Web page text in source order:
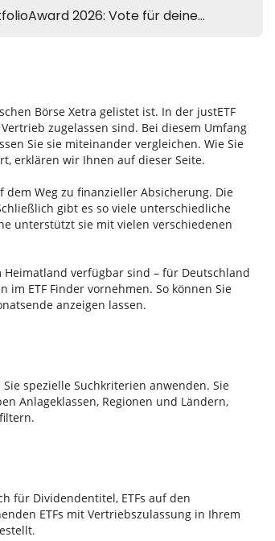
Börse Xetra gelistet ist. In der justETF
zugelassen sind. Bei diesem Umfang
Sie sie miteinander vergleichen. Wie Sie
erklären wir Ihnen auf dieser Seite.
Weg zu finanzieller Absicherung. Die
gibt es so viele unterschiedliche
unterstützt sie mit vielen verschiedenen
verfügbar sind – für Deutschland
ETF Finder vornehmen. So können Sie
anzeigen lassen.
spezielle Suchkriterien anwenden. Sie
Anlageklassen, Regionen und Ländern,
für Dividendentitel, ETFs auf den
ETFs mit Vertriebszulassung in Ihrem